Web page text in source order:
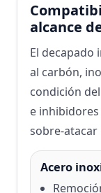
alcance
El decapado
al carbón,
condición
e
sobre-atacar
Acero